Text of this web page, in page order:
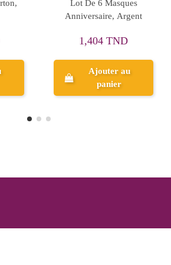
20 Gobelets en Carton,
Masha&Michka
2,999 TND
Ajouter au
panier